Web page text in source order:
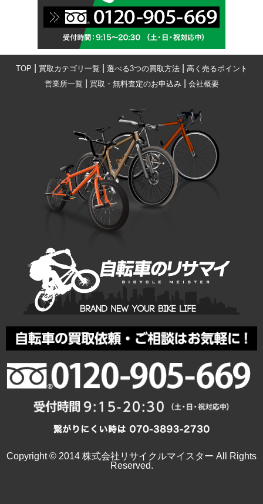
TOP 買取カテゴリ一覧 選べる3つの買取方法| 高く売るポイント
営業所一覧
買取・無料査定のお申込み| 会社概要
Copyright © 2014 株式会社リサイクルマイスター All Rights
Reserved.